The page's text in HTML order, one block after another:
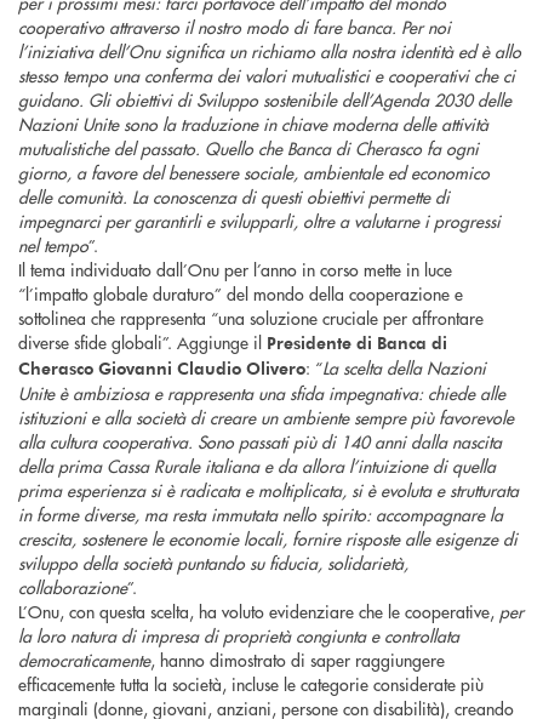
cooperativo attraverso il nostro modo di fare banca. Per noi
l’iniziativa dell’Onu significa un richiamo alla nostra identità ed è allo
stesso tempo una conferma dei valori mutualistici e cooperativi che ci
guidano. Gli obiettivi di Sviluppo sostenibile dell’Agenda 2030 delle
Nazioni Unite sono la traduzione in chiave moderna delle attività
mutualistiche del passato. Quello che Banca di Cherasco fa ogni
giorno, a favore del benessere sociale, ambientale ed economico
delle comunità. La conoscenza di questi obiettivi permette di
impegnarci per garantirli e svilupparli, oltre a valutarne i progressi
nel tempo”.
Il tema individuato dall’Onu per l’anno in corso mette in luce
“l’impatto globale duraturo” del mondo della cooperazione e
sottolinea che rappresenta “una soluzione cruciale per affrontare
diverse sfide globali”. Aggiunge il Presidente di Banca di
Cherasco Giovanni Claudio Olivero: “La scelta della Nazioni
Unite è ambiziosa e rappresenta una sfida impegnativa: chiede alle
istituzioni e alla società di creare un ambiente sempre più favorevole
alla cultura cooperativa. Sono passati più di 140 anni dalla nascita
della prima Cassa Rurale italiana e da allora l’intuizione di quella
prima esperienza si è radicata e moltiplicata, si è evoluta e strutturata
in forme diverse, ma resta immutata nello spirito: accompagnare la
crescita, sostenere le economie locali, fornire risposte alle esigenze di
sviluppo della società puntando su fiducia, solidarietà,
collaborazione”.
L’Onu, con questa scelta, ha voluto evidenziare che le cooperative, per
la loro natura di impresa di proprietà congiunta e controllata
democraticamente, hanno dimostrato di saper raggiungere
efficacemente tutta la società, incluse le categorie considerate più
marginali (donne, giovani, anziani, persone con disabilità), creando